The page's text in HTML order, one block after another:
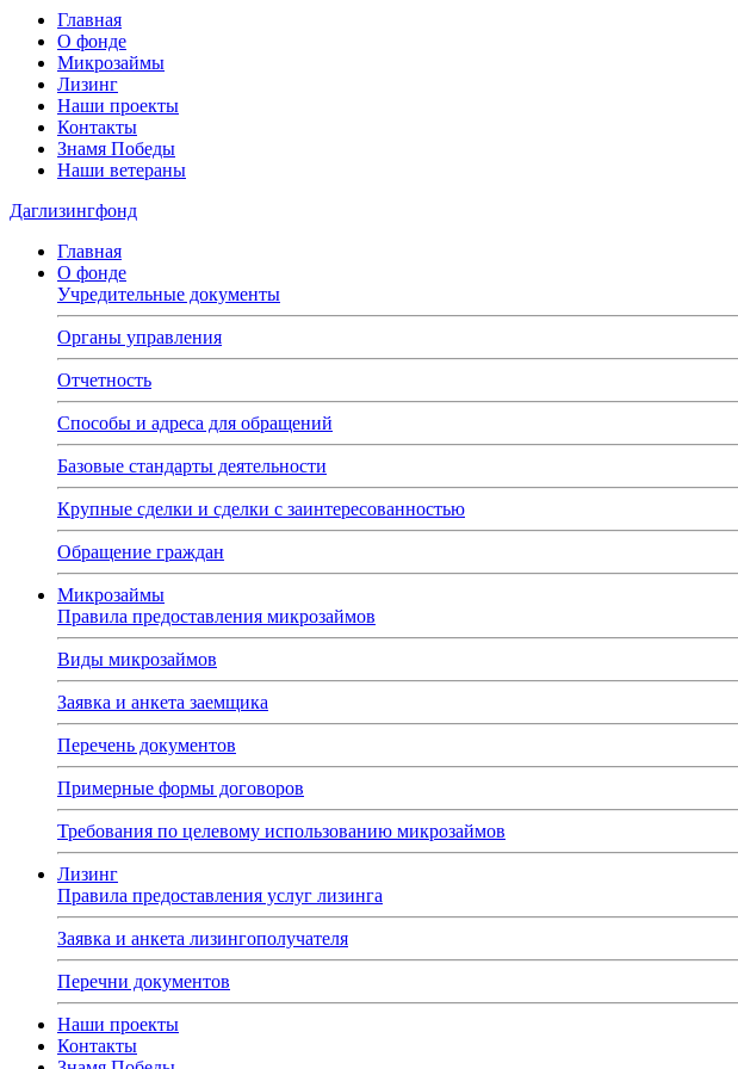
Главная
О фонде
Микрозаймы
Лизинг
Наши проекты
Контакты
Знамя Победы
Наши ветераны
Даглизингфонд
Главная
О фонде
Учредительные документы
Органы управления
Отчетность
Способы и адреса для обращений
Базовые стандарты деятельности
Крупные сделки и сделки с заинтересованностью
Обращение граждан
Микрозаймы
Правила предоставления микрозаймов
Виды микрозаймов
Заявка и анкета заемщика
Перечень документов
Примерные формы договоров
Требования по целевому использованию микрозаймов
Лизинг
Правила предоставления услуг лизинга
Заявка и анкета лизингополучателя
Перечни документов
Наши проекты
Контакты